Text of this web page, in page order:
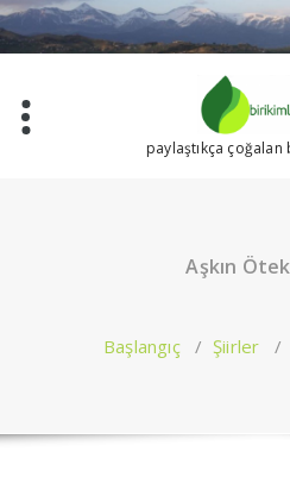
İçeriğe
geç
paylaştıkça
Aşkın
Başlangıç/Şiirler /